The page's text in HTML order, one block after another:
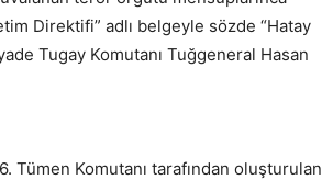
Direktifi” adlı belgeyle sözde “Hatay
Tugay Komutanı Tuğgeneral Hasan
Tümen Komutanı tarafından oluşturulan